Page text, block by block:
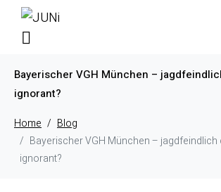
Bayerischer VGH München –
ignorant?
Home
Blog
Bayerischer VGH München – jagdfeindlich
ignorant?